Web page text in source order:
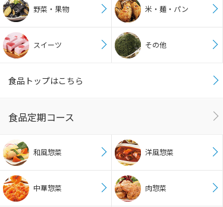
野菜・果物 米・麺・パン
スイーツ その他
食品トップはこちら
食品定期コース
和風惣菜 洋風惣菜
中華惣菜 肉惣菜